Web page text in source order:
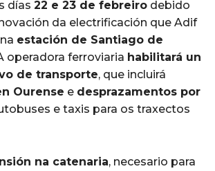
días 22 e 23 de febreiro debido
da electrificación que Adif
estación de Santiago de
operadora ferroviaria habilitará un
de transporte, que incluirá
Ourense e desprazamentos por
e taxis para os traxectos
na catenaria, necesario para